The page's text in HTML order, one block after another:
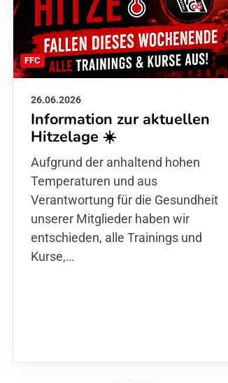
FFC
26.06.2026
Information zur aktuellen
Hitzelage ☀️
Aufgrund der anhaltend hohen
Temperaturen und aus
Verantwortung für die Gesundheit
unserer Mitglieder haben wir
entschieden, alle Trainings und
Kurse,…